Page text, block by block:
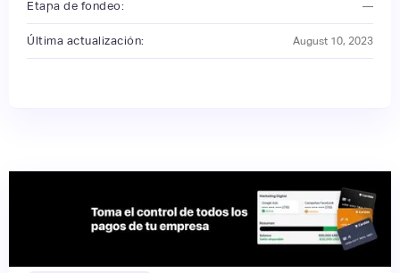
Etapa de fondeo: —
Última actualización: August 10, 2023